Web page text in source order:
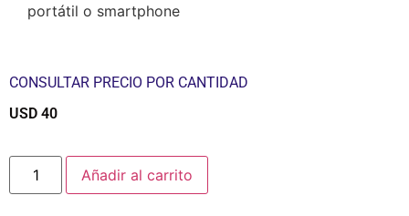
portátil o smartphone
CONSULTAR PRECIO POR CANTIDAD
USD 40
Añadir al carrito